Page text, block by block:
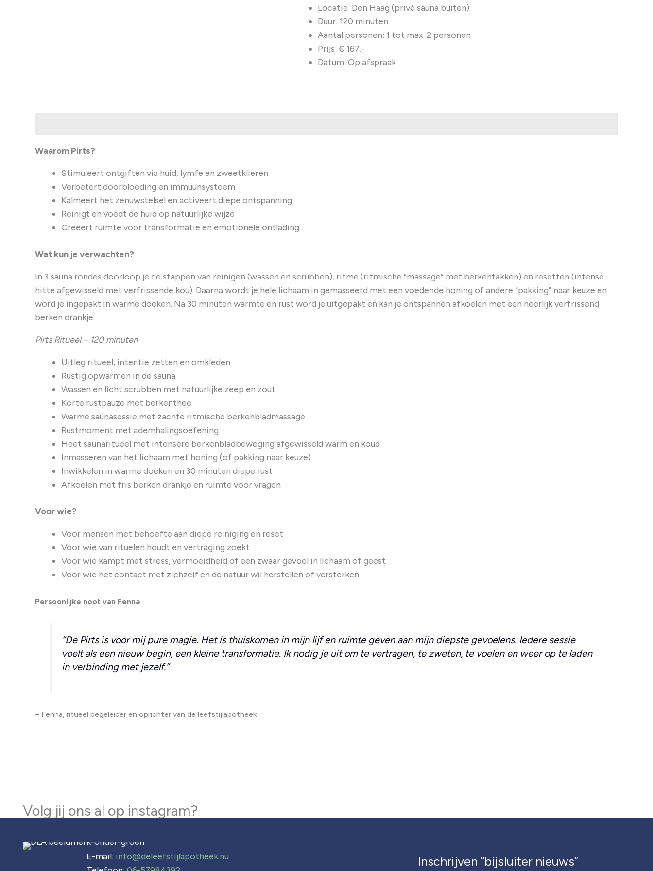
Locatie: Den Haag (privé sauna buiten)
Duur: 120 minuten
Aantal personen: 1 tot max. 2 personen
Prijs: € 167,-
Datum: Op afspraak
Waarom Pirts?
Stimuleert ontgiften via huid, lymfe en zweetklieren
Verbetert doorbloeding en immuunsysteem
Kalmeert het zenuwstelsel en activeert diepe ontspanning
Reinigt en voedt de huid op natuurlijke wijze
Creëert ruimte voor transformatie en emotionele ontlading
Wat kun je verwachten?
In 3 sauna rondes doorloop je de stappen van reinigen (wassen en scrubben), ritme (ritmische “massage” met berkentakken) en resetten (intense
hitte afgewisseld met verfrissende kou). Daarna wordt je hele lichaam in gemasseerd met een voedende honing of andere “pakking” naar keuze en
word je ingepakt in warme doeken. Na 30 minuten warmte en rust word je uitgepakt en kan je ontspannen afkoelen met een heerlijk verfrissend
berken drankje.
Pirts Ritueel – 120 minuten
Uitleg ritueel, intentie zetten en omkleden
Rustig opwarmen in de sauna
Wassen en licht scrubben met natuurlijke zeep en zout
Korte rustpauze met berkenthee
Warme saunasessie met zachte ritmische berkenbladmassage
Rustmoment met ademhalingsoefening
Heet saunaritueel met intensere berkenbladbeweging afgewisseld warm en koud
Inmasseren van het lichaam met honing (of pakking naar keuze)
Inwikkelen in warme doeken en 30 minuten diepe rust
Afkoelen met fris berken drankje en ruimte voor vragen
Voor wie?
Voor mensen met behoefte aan diepe reiniging en reset
Voor wie van rituelen houdt en vertraging zoekt
Voor wie kampt met stress, vermoeidheid of een zwaar gevoel in lichaam of geest
Voor wie het contact met zichzelf en de natuur wil herstellen of versterken
Persoonlijke noot van Fenna
“De Pirts is voor mij pure magie. Het is thuiskomen in mijn lijf en ruimte geven aan mijn diepste gevoelens. Iedere sessie
voelt als een nieuw begin, een kleine transformatie. Ik nodig je uit om te vertragen, te zweten, te voelen en weer op te laden
in verbinding met jezelf.”
– Fenna, ritueel begeleider en oprichter van de leefstijlapotheek
Volg jij ons al op instagram?
E-mail: info@deleefstijlapotheek.nu
Inschrijven “bijsluiter nieuws”